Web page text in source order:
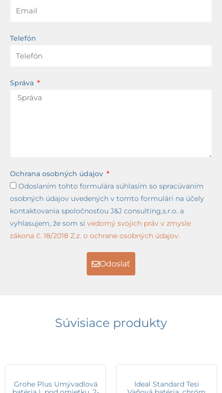
Telefón
Správa
Ochrana osobných údajov
Odoslaním tohto formulára súhlasím so spracúvaním
osobných údajov uvedených v tomto formulári na účely
kontaktovania spoločnosťou J&J consulting,s.r.o. a
vyhlasujem, že som si vedomý svojich práv v zmysle
zákona č. 18/2018 Z.z. o ochrane osobných údajov.
Odoslať
Súvisiace produkty
Grohe Plus Umývadlová
Ideal Standard Tesi